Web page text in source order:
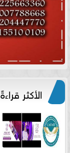
الأكثر قراءةً